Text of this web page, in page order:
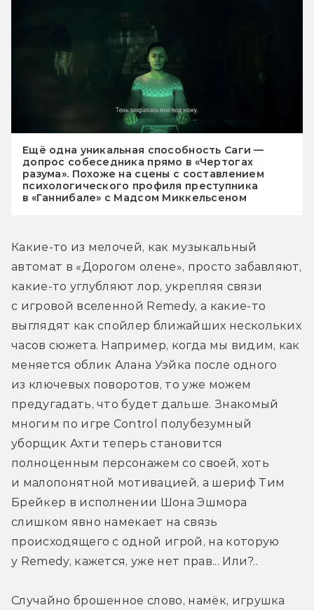
Ещё одна уникальная способность Саги —
допрос собеседника прямо в «Чертогах
разума». Похоже на сцены с составлением
психологического профиля преступника
в «Ганнибале» с Мадсом Миккельсеном
Какие-то из мелочей, как музыкальный
автомат в «Дорогом олене», просто забавляют,
какие-то углубляют лор, укрепляя связи
с игровой вселенной Remedy, а какие-то
выглядят как спойлер ближайших нескольких
часов сюжета. Например, когда мы видим, как
меняется облик Алана Уэйка после одного
из ключевых поворотов, то уже можем
предугадать, что будет дальше. Знакомый
многим по игре Control полубезумный
уборщик Ахти теперь становится
полноценным персонажем со своей, хоть
и малопонятной мотивацией, а шериф Тим
Брейкер в исполнении Шона Эшмора
слишком явно намекает на связь
происходящего с одной игрой, на которую
у Remedy, кажется, уже нет прав... Или?..
Случайно брошенное слово, намёк, игрушка